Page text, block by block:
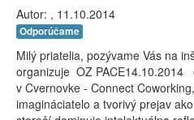
Autor: , 11.10.2014
Odporúčame
Milý priatelia, pozývame Vás na
organizuje OZ PACE14.10.2014
v Cvernovke - Connect
imagináciatelo a tvorivý prejav